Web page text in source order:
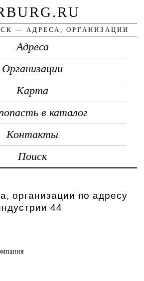
— АДРЕСА, ОРГАНИЗАЦИИ
Адреса
Организации
Карта
в каталог
Контакты
Поиск
организации по адресу
44